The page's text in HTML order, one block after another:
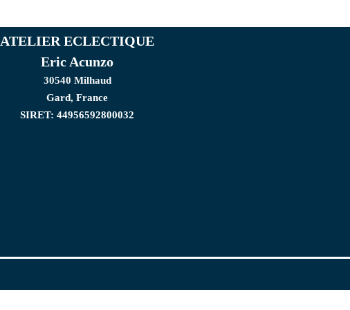
ATELIER ECLECTIQUE
Eric Acunzo
30540 Milhaud
Gard, France
SIRET: 44956592800032